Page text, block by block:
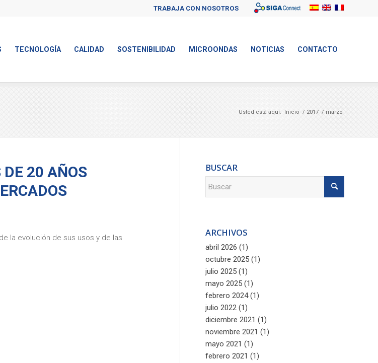
TRABAJA CON NOSOTROS
Sigaconnect
TECNOLOGÍA CALIDAD SOSTENIBILIDAD MICROONDAS NOTICIAS CONTACTO
Usted está aquí: Inicio / 2017 / marzo
20 AÑOS
la evolución de sus usos y de las
BUSCAR
ARCHIVOS
abril 2026 (1)
octubre 2025 (1)
julio 2025 (1)
mayo 2025 (1)
febrero 2024(1)
julio 2022 (1)
diciembre 2021 (1)
noviembre 2021 (1)
mayo 2021 (1)
febrero 2021 (1)